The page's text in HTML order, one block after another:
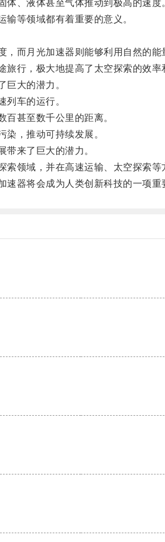
、液体甚至气体推动到极高的速度
等领域都有着重要的意义。
月光加速器则能够利用自然的能
行，极大地提高了太空探索的效率
大的潜力。
车的运行。
甚至数千公里的距离。
，推动可持续发展。
来了巨大的潜力。
领域，并在高速运输、太空探索等
器将会成为人类创新科技的一项重